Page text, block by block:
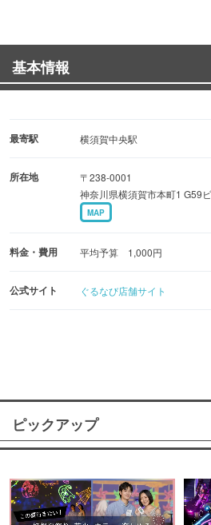
基本情報
最寄駅 横須賀中央駅
所在地
〒238-0001
神奈川県横須賀市本町1 G59
MAP
料金・費用 平均予算 1,000円
公式サイト ぐるなび店舗サイト
ピックアップ